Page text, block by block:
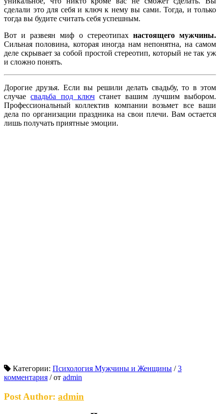
сделали это для себя и ключ к нему вы сами. Тогда, и только
тогда вы будите считать себя успешным.
Вот и развеян миф о стереотипах настоящего мужчины.
Сильная половина, которая иногда нам непонятна, на самом
деле скрывает за собой простой стереотип, который не так уж
и сложно понять.
Дорогие друзья. Если вы решили делать свадьбу, то в этом
случаесвадьба под ключстанет вашим лучшим выбором.
Профессиональный коллектив компании возьмет все ваши
дела по организации праздника на свои плечи. Вам остается
лишь получать приятные эмоции.
Категории: Психология Мужчины и Женщины / 3
комментария /от admin
Post Author: admin